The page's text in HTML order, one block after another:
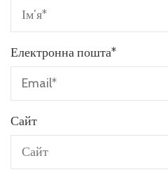
Електронна пошта*
Сайт